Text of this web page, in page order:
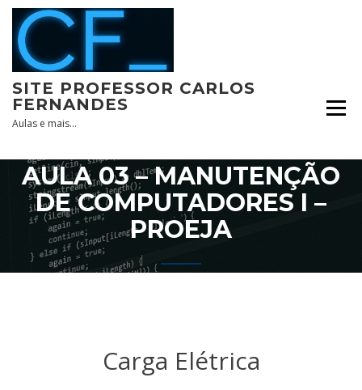
Skip
content
SITE PROFESSOR CARLOS
FERNANDES
Aulas e mais…
AULA 03 – MANUTENÇÃO
DE COMPUTADORES I –
PROEJA
Carga Elétrica